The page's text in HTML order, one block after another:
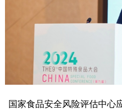
国家食品安全风险评估中心